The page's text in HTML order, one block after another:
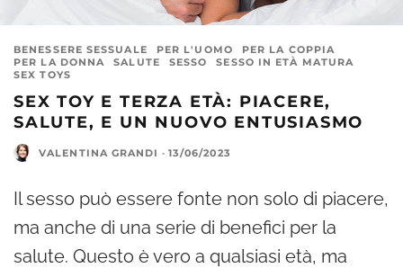
BENESSERE SESSUALE PER L'UOMO
PER LA COPPIA
PER LA DONNA
SALUTE SESSO
SESSO IN ETÀ MATURA
SEX TOYS
SEX TOY E TERZA ETÀ: PIACERE,
SALUTE, E UN NUOVO ENTUSIASMO
VALENTINA GRANDI · 13/06/2023
Il sesso può essere fonte non solo di piacere,
ma anche di una serie di benefici per la
salute. Questo è vero a qualsiasi età, ma